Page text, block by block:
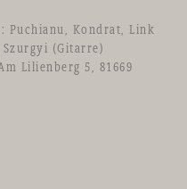
Puchianu, Kondrat, Link
(Gitarre)
Lilienberg 5, 81669